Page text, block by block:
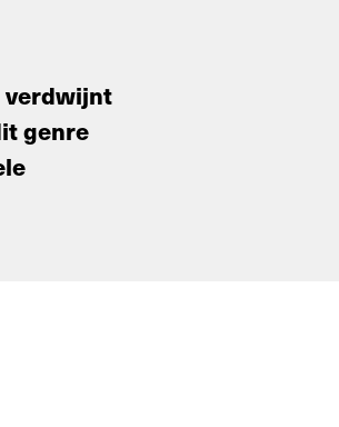
verdwijnt
genre